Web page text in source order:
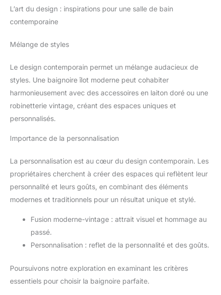
L’art du design : inspirations pour une salle de bain
contemporaine
Mélange de styles
Le design contemporain permet un mélange audacieux de
styles. Une baignoire îlot moderne peut cohabiter
harmonieusement avec des accessoires en laiton doré ou une
robinetterie vintage, créant des espaces uniques et
personnalisés.
Importance de la personnalisation
La personnalisation est au cœur du design contemporain. Les
propriétaires cherchent à créer des espaces qui reflètent leur
personnalité et leurs goûts, en combinant des éléments
modernes et traditionnels pour un résultat unique et stylé.
Fusion moderne-vintage : attrait visuel et hommage au
passé.
Personnalisation : reflet de la personnalité et des goûts.
Poursuivons notre exploration en examinant les critères
essentiels pour choisir la baignoire parfaite.